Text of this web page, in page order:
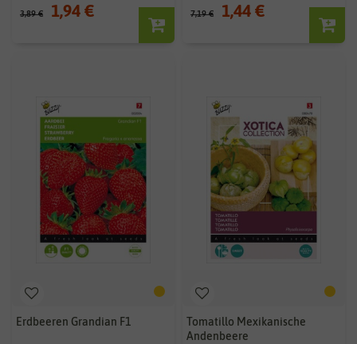
3,89 € 1,94 € 7,19 € 1,44 €
Erdbeeren Grandian F1
Tomatillo Mexikanische
Andenbeere